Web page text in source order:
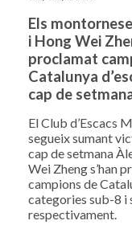
Els
i Hong Wei
proclamat
Catalunya
cap de
El Club d’Escacs
segueix sumant
cap de setmana
Wei Zheng s’han
campions de
categories sub-8 i
respectivament.